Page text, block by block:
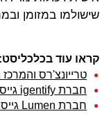
שישולמו במזומן
קראו עוד בכלכליסט:
טרייונצ'רס
חברת igentify גייסה 10.5 מיליון דולר ממריוס נכט ו- OurCrowd
חברת Lumen גייסה 8.5 מיליון דולר למדידת חילוף חומרים